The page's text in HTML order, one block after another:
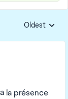
Replies
Oldest
la présence